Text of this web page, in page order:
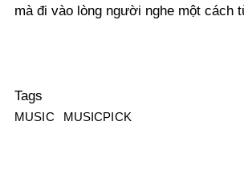
mà đi vào lòng người nghe một cách
Tags
MUSIC MUSICPICK